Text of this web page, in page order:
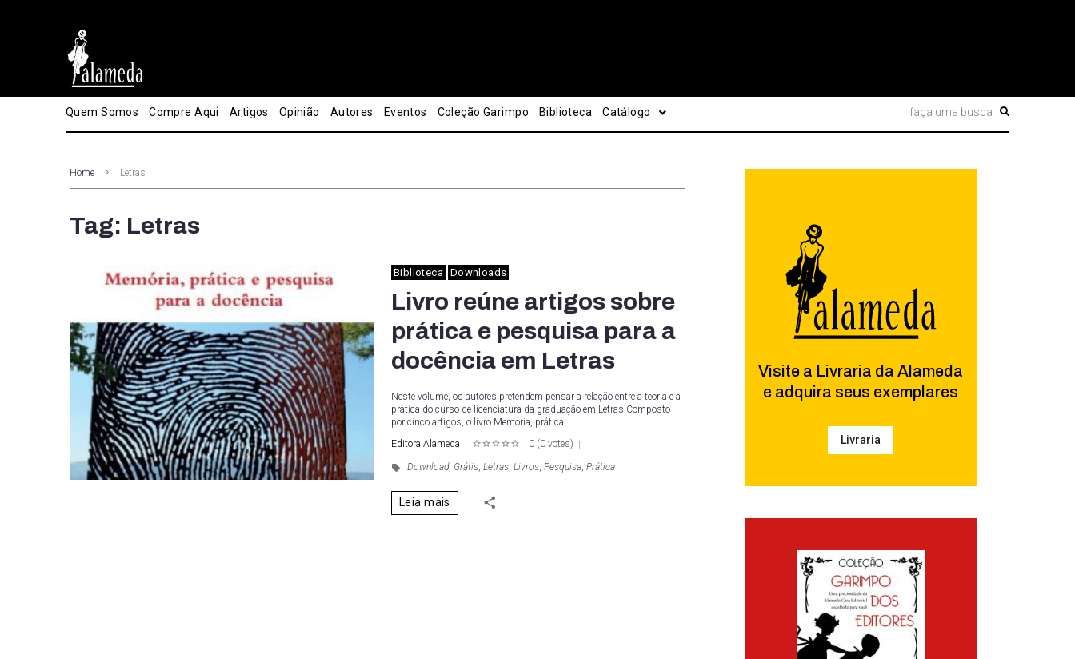
Quem Somos Compre Aqui Artigos Opinião Autores Eventos Coleção Garimpo Biblioteca Catálogo
Home Letras
Tag: Letras
Biblioteca Downloads
Livro reúne artigos sobre
prática e pesquisa para a
docência em Letras
Neste volume, os autores pretendem pensar a relação entre a teoria e a
prática do curso de licenciatura da graduação em Letras Composto
por cinco artigos, o livro Memória, prática…
Editora Alameda
0 (0 votes)
Download, Grátis, Letras, Livros, Pesquisa, Prática
Leia mais
Visite a Livraria da Alameda
e adquira seus exemplares
Livraria